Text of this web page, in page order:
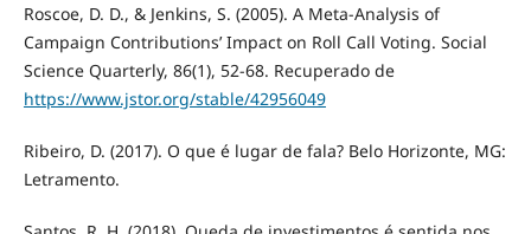
Roscoe, D. D., & Jenkins, S. (2005). A Meta-Analysis of
Campaign Contributions’ Impact on Roll Call Voting. Social
Science Quarterly, 86(1), 52-68. Recuperado de
https://www.jstor.org/stable/42956049
Ribeiro, D. (2017). O que é lugar de fala? Belo Horizonte, MG:
Letramento.